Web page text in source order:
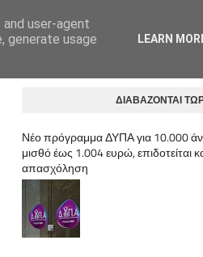
HOME ΛΟΓΙΣΤΙΚΟ ΓΡΑΦΕΙΟ ΑΝΩ
ΔΙΑΒΑΖΟΝΤΑΙ
Νέο πρόγραμμα ΔΥΠΑ για 10.000
μισθό έως 1.004 ευρώ, επιδοτείται
απασχόληση
user-agent
generate usage
LEARN